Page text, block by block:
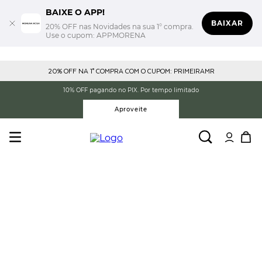
BAIXE O APP!
20% OFF nas Novidades na sua 1° compra.
Use o cupom: APPMORENA
BAIXAR
20% OFF NA 1° COMPRA COM O CUPOM: PRIMEIRAMR
10% OFF pagando no PIX. Por tempo limitado
Aproveite